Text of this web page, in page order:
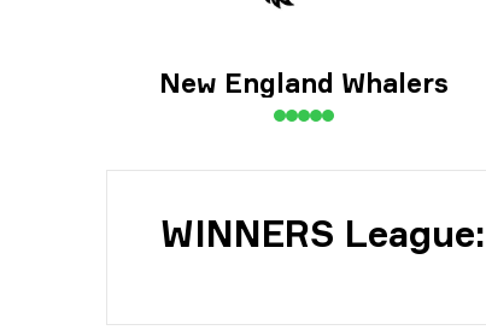
New England Whalers
WINNERS